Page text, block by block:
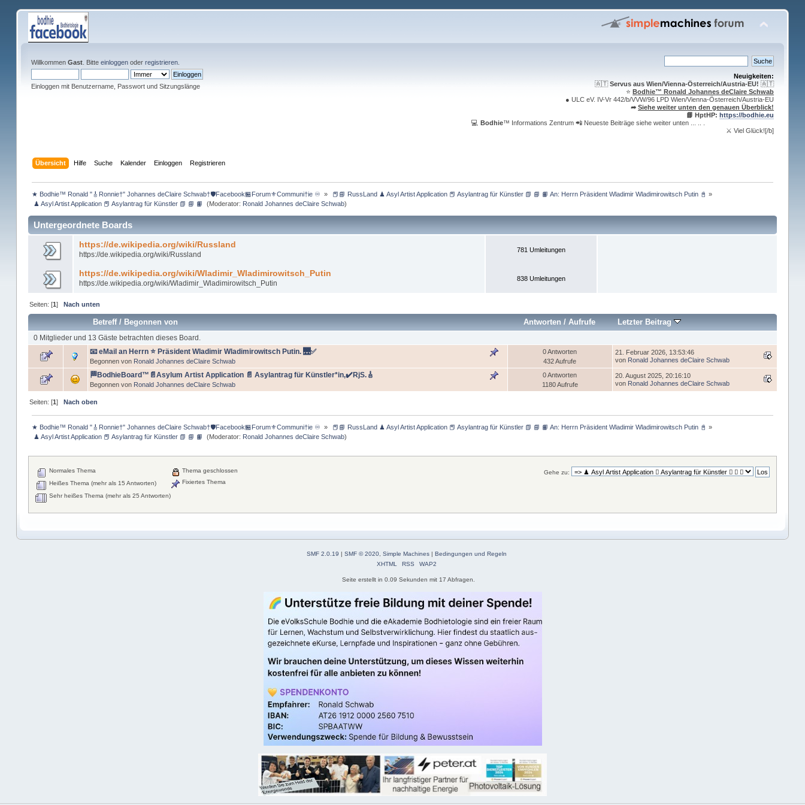
Willkommen Gast. Bitte einloggenoder registrieren.
Einloggen mit Benutzername, Passwort und Sitzungslänge
Neuigkeiten:
🇦🇹Servus aus Wien/Vienna-Österreich/Austria-EU! 🇦🇹
⭐️Bodhie™ Ronald Johannes deClaire Schwab
● ULC eV. IV-Vr 442/b/VVW/96 LPD Wien/Vienna-Österreich/Austria-EU
➦Siehe weiter unten den genauen Überblick!
📘 HptHP:https://bodhie.eu
💻Bodhie™ Informations Zentrum 📲 Neueste Beiträge siehe weiter unten ... .. .
⚔ Viel Glück![/b]
Übersicht Hilfe Suche Kalender Einloggen Registrieren
★ Bodhie™ Ronald "🎸Ronnie†" Johannes deClaire Schwab†🛡️Facebook🏪Forum⚜️Communi†ie ♾️ » 📕📘 RussLand ♟ Asyl Artist Application 📕 Asylantrag für Künstler 📗 📘 📙 An: Herrn Präsident Wladimir Wladimirowitsch Putin 📓 »
♟ Asyl Artist Application 📕 Asylantrag für Künstler 📗 📘 📙
(Moderator: Ronald Johannes deClaire Schwab)
Untergeordnete Boards
https://de.wikipedia.org/wiki/Russland
https://de.wikipedia.org/wiki/Russland
781 Umleitungen
https://de.wikipedia.org/wiki/Wladimir_Wladimirowitsch_Putin
https://de.wikipedia.org/wiki/Wladimir_Wladimirowitsch_Putin
838 Umleitungen
Seiten: [1]Nach unten
Betreff/ Begonnen von Antworten /Aufrufe Letzter Beitrag
0 Mitglieder und 13 Gäste betrachten dieses Board.
📧 eMail an Herrn ⭐️ Präsident Wladimir Wladimirowitsch Putin. 🌉✅
Begonnen von Ronald Johannes deClaire Schwab
0 Antworten
432 Aufrufe
21. Februar 2026, 13:53:46
von Ronald Johannes deClaire Schwab
🏁BodhieBoard™📄Asylum Artist Application 📄 Asylantrag für Künstler*in,✔️RjS.🎸
Begonnen von Ronald Johannes deClaire Schwab
0 Antworten
1180 Aufrufe
20. August 2025, 20:16:10
von Ronald Johannes deClaire Schwab
Seiten: [1]Nach oben
★ Bodhie™ Ronald "🎸Ronnie†" Johannes deClaire Schwab†🛡️Facebook🏪Forum⚜️Communi†ie ♾️ » 📕📘 RussLand ♟ Asyl Artist Application 📕 Asylantrag für Künstler 📗 📘 📙 An: Herrn Präsident Wladimir Wladimirowitsch Putin 📓 »
♟ Asyl Artist Application 📕 Asylantrag für Künstler 📗 📘 📙
(Moderator: Ronald Johannes deClaire Schwab)
Gehe zu:
Normales Thema
Heißes Thema (mehr als 15 Antworten)
Sehr heißes Thema (mehr als 25 Antworten)
Thema geschlossen
Fixiertes Thema
SMF 2.0.19 |SMF © 2020 ,Simple Machines |Bedingungen und Regeln
XHTML
RSS WAP2
Seite erstellt in 0.09 Sekunden mit 17 Abfragen.